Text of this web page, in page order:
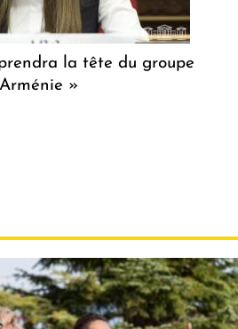
la tête du groupe
»